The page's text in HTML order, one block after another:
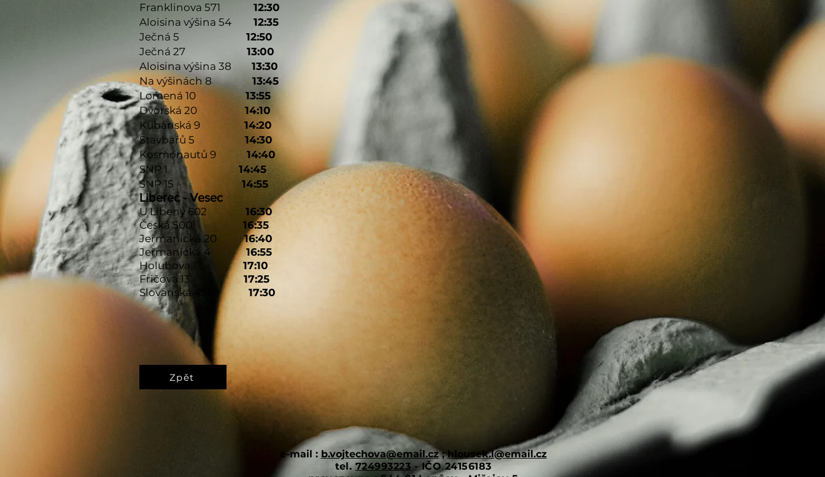
Zpět
Franklinova 571
12:30
Aloisina výšina 54 12:35
Ječná 5
12:50
Ječná 27 13:00
Aloisina výšina 38
13:30
Na výšinách 813:45
Lomená 10 13:55
Dvorská 20
14:10
Kubánská 9 14:20
Stavbařů 5
14:30
Kosmonautů 9
14:40
SNP 1 14:45
SNP 15
14:55
Liberec - Vesec
U Libeny 602
16:30
Česká 500
16:35
Jeřmanická 20 16:40
Jeřmanická 416:55
Holubova 117:10
Fričova 13 17:25
Slovanská 45417:30
e-mail : b.vojtechova@email.cz;hlousek.l@email.cz
tel.724993223- IČO 24156183